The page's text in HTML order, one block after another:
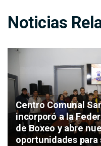
Noticias
Centro Comunal
incorporó a la
de Boxeo y abre
oportunidades para